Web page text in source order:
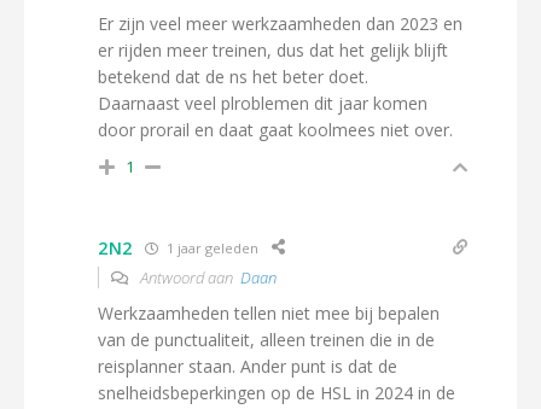
Er zijn veel meer werkzaamheden dan 2023 en
er rijden meer treinen, dus dat het gelijk blijft
betekend dat de ns het beter doet.
Daarnaast veel plroblemen dit jaar komen
door prorail en daat gaat koolmees niet over.
1
2N2 1 jaar geleden
Antwoord aan Daan
Werkzaamheden tellen niet mee bij bepalen
van de punctualiteit, alleen treinen die in de
reisplanner staan. Ander punt is dat de
snelheidsbeperkingen op de HSL in 2024 in de